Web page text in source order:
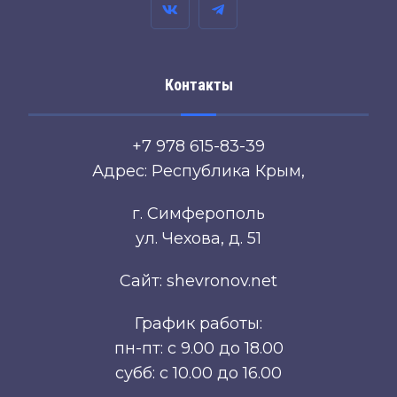
Контакты
+7 978 615-83-39
Адрес: Республика Крым,
г. Симферополь
ул. Чехова, д. 51
Сайт: shevronov.net
График работы:
пн-пт: с 9.00 до 18.00
субб: с 10.00 до 16.00